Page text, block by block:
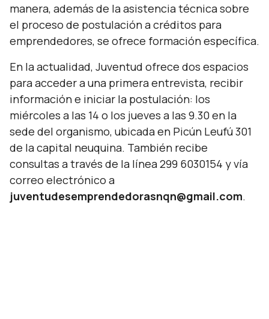
manera, además de la asistencia técnica sobre
el proceso de postulación a créditos para
emprendedores, se ofrece formación específica.
En la actualidad, Juventud ofrece dos espacios
para acceder a una primera entrevista, recibir
información e iniciar la postulación: los
miércoles a las 14 o los jueves a las 9.30 en la
sede del organismo, ubicada en Picún Leufú 301
de la capital neuquina. También recibe
consultas a través de la línea 299 6030154 y vía
correo electrónico a
juventudesemprendedorasnqn@gmail.com.